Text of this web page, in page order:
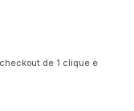
de 1 clique e